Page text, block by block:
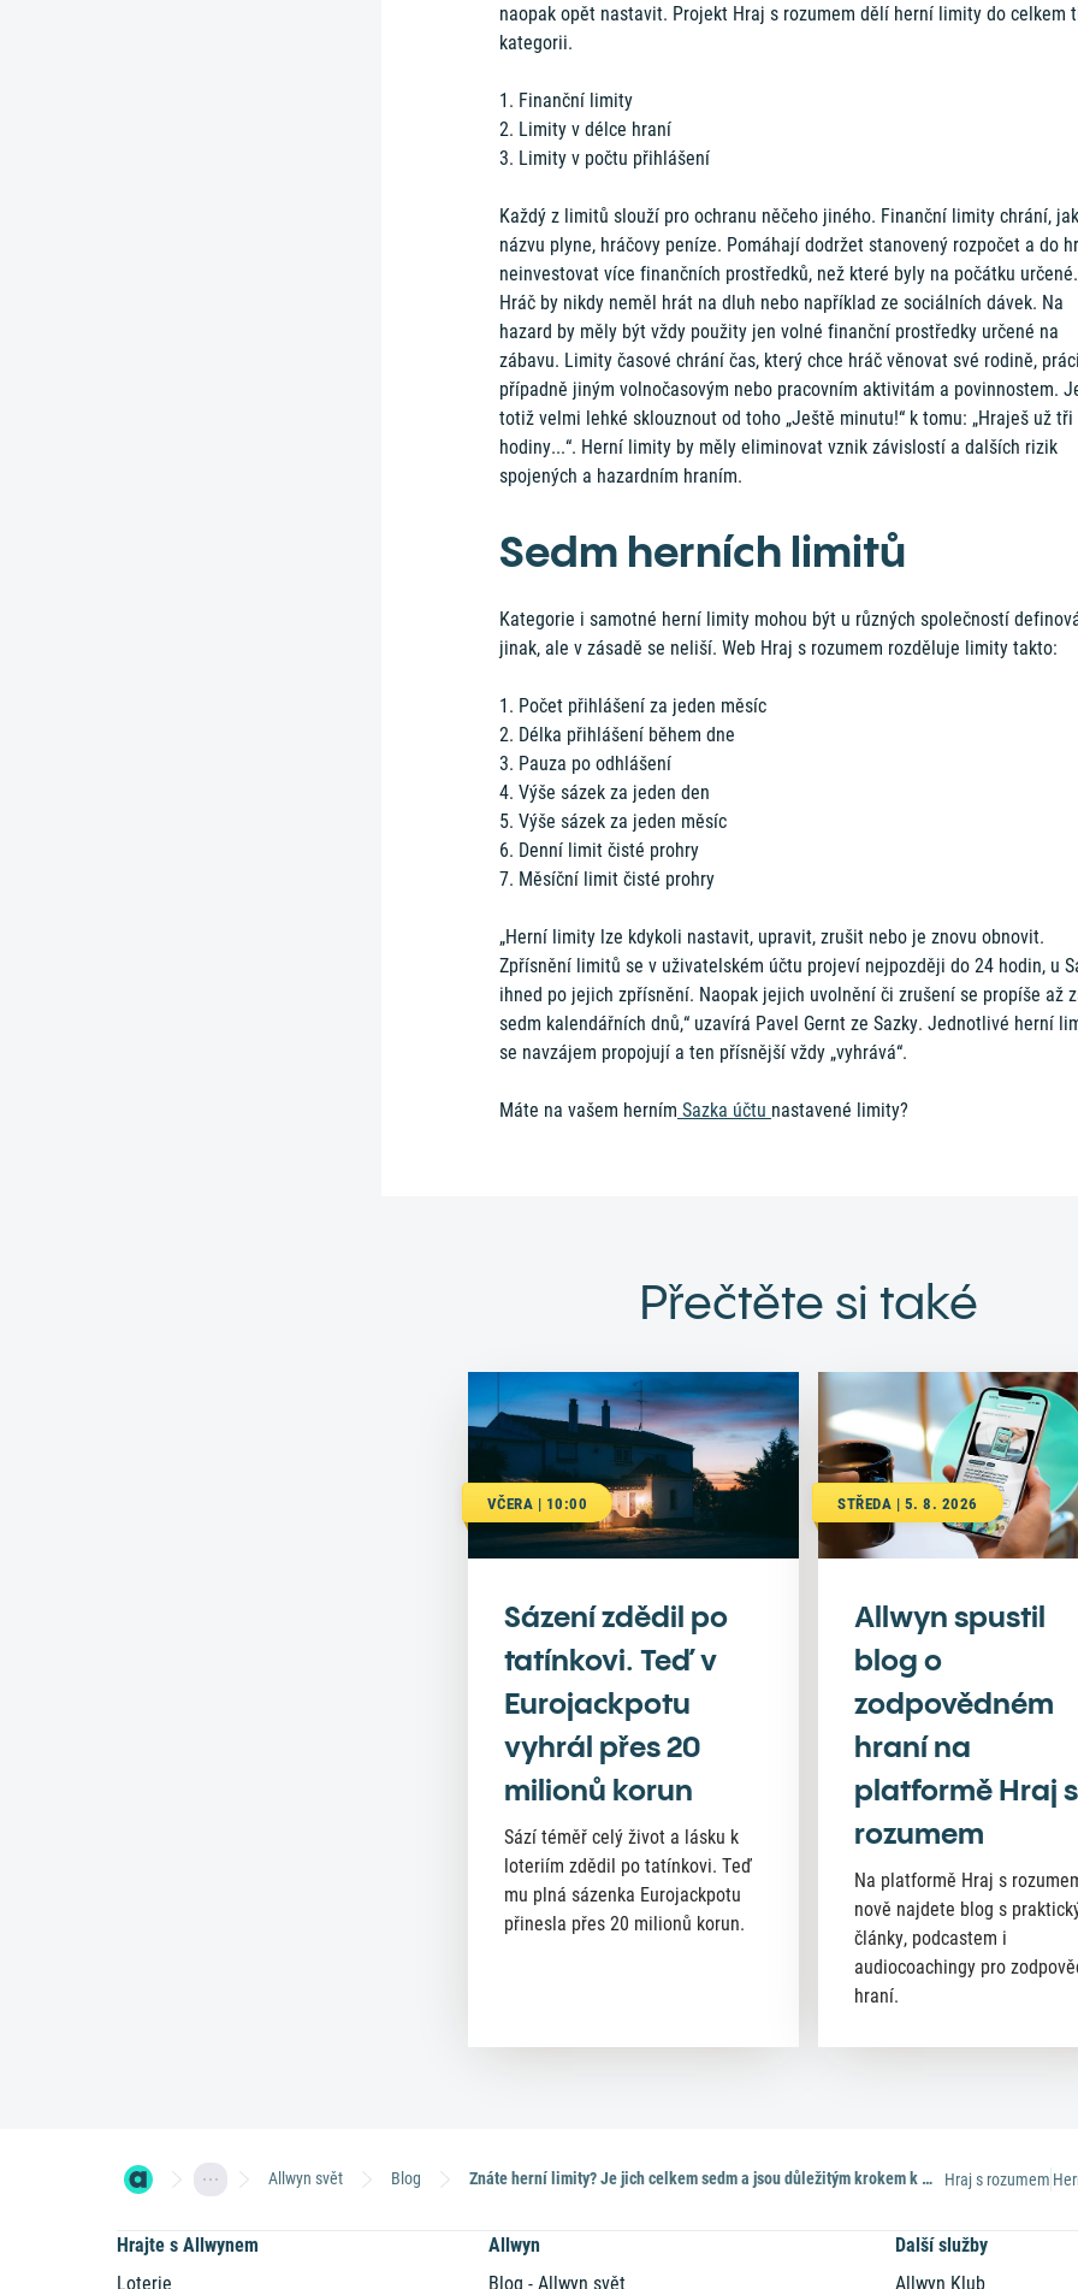
naopak opět nastavit. Projekt Hraj s rozumem dělí herní limity do celkem
kategorii.
1. Finanční limity
2. Limity v délce hraní
3. Limity v počtu přihlášení
Každý z limitů slouží pro ochranu něčeho jiného. Finanční limity chrání,
názvu plyne, hráčovy peníze. Pomáhají dodržet stanovený rozpočet a do
neinvestovat více finančních prostředků, než které byly na počátku určené.
Hráč by nikdy neměl hrát na dluh nebo například ze sociálních dávek. Na
hazard by měly být vždy použity jen volné finanční prostředky určené na
zábavu. Limity časové chrání čas, který chce hráč věnovat své rodině, práci
případně jiným volnočasovým nebo pracovním aktivitám a povinnostem.
totiž velmi lehké sklouznout od toho „Ještě minutu!“ k tomu: „Hraješ už tři
hodiny...“. Herní limity by měly eliminovat vznik závislostí a dalších rizik
spojených a hazardním hraním.
Sedm herních limitů
Kategorie i samotné herní limity mohou být u různých společností
jinak, ale v zásadě se neliší. Web Hraj s rozumem rozděluje limity takto:
1. Počet přihlášení za jeden měsíc
2. Délka přihlášení během dne
3. Pauza po odhlášení
4. Výše sázek za jeden den
5. Výše sázek za jeden měsíc
6. Denní limit čisté prohry
7. Měsíční limit čisté prohry
„Herní limity lze kdykoli nastavit, upravit, zrušit nebo je znovu obnovit.
Zpřísnění limitů se v uživatelském účtu projeví nejpozději do 24 hodin, u
ihned po jejich zpřísnění. Naopak jejich uvolnění či zrušení se propíše až
sedm kalendářních dnů,“ uzavírá Pavel Gernt ze Sazky. Jednotlivé herní
se navzájem propojují a ten přísnější vždy „vyhrává“.
Máte na vašem herním Sazka účtu nastavené limity?
Přečtěte si také
VČERA | 10:00
Sázení zdědil po
tatínkovi. Teď v
Eurojackpotu
vyhrál přes 20
milionů korun
Sází téměř celý život a lásku k
loteriím zdědil po tatínkovi. Teď
mu plná sázenka Eurojackpotu
přinesla přes 20 milionů korun.
STŘEDA | 5. 8. 2026
Allwyn spustil
blog o
zodpovědném
hraní na
platformě Hraj s
rozumem
Na platformě Hraj s
nově najdete blog s
články, podcastem i
audiocoachingy pro
hraní.
Allwyn svět Blog Znáte herní limity? Je jich celkem sedm a jsou důležitým krokem k zodpovědnému hraní Hraj s rozumem
Hrajte s Allwynem
Loterie
Allwyn
Blog - Allwyn svět
Další služby
Allwyn Klub